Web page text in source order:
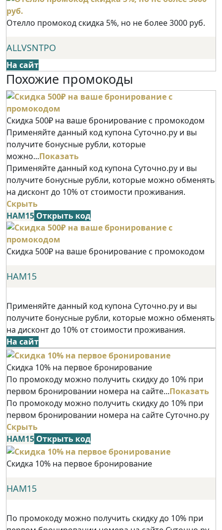
Отелло промокод скидка 5%, но не более 3000 руб.
ALLVSNTPO
На сайт
Похожие промокоды
Скидка 500₽ на ваше бронирование с промокодом
Применяйте данный код купона Суточно.ру и вы
получите бонусные рубли, которые
можно...Показать
Применяйте данный код купона Суточно.ру и вы
получите бонусные рубли, которые можно обменять
на дисконт до 10% от стоимости проживания.
Скрыть
НАМ15 Открыть код
Скидка 500₽ на ваше бронирование с промокодом
НАМ15
Применяйте данный код купона Суточно.ру и вы
получите бонусные рубли, которые можно обменять
на дисконт до 10% от стоимости проживания.
На сайт
Скидка 10% на первое бронирование
По промокоду можно получить скидку до 10% при
первом бронировании номера на сайте...Показать
По промокоду можно получить скидку до 10% при
первом бронировании номера на сайте Суточно.ру
Скрыть
НАМ15 Открыть код
Скидка 10% на первое бронирование
НАМ15
По промокоду можно получить скидку до 10% при